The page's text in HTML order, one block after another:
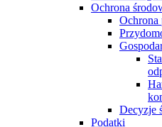
Ochrona
Ochrona
Decyzje
Podatki